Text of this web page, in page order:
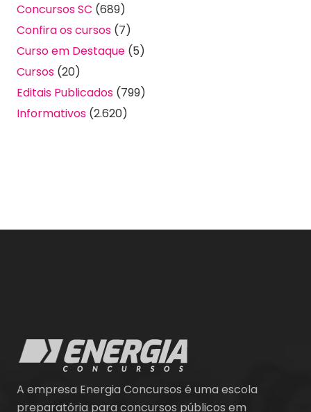
Concursos SC (689)
Confira os cursos (7)
Curso em Destaque (5)
Cursos (20)
Editais Publicados (799)
Informativos (2.620)
A empresa Energia Concursos é uma escola
preparatória para concursos públicos em